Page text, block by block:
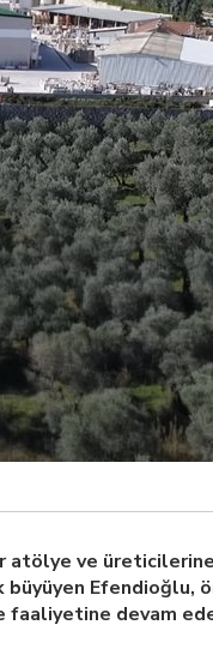
atölye ve
Efendioğlu,
faaliyetine devam